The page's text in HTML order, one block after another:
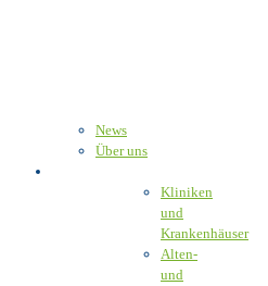
News
Über uns
Kliniken
und
Krankenhäuser
Alten-
und